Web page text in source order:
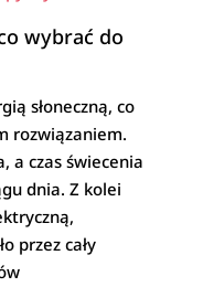
wybrać do
słoneczną, co
rozwiązaniem.
a czas świecenia
dnia. Z kolei
przez cały